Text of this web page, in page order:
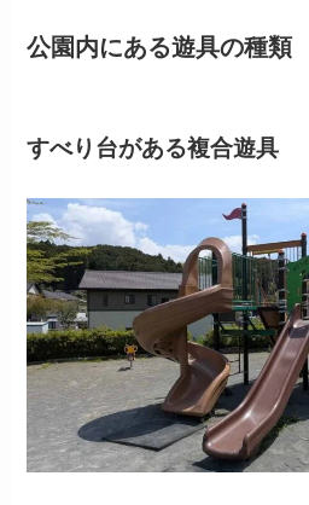
公園内にある遊具の種類
すべり台がある複合遊具